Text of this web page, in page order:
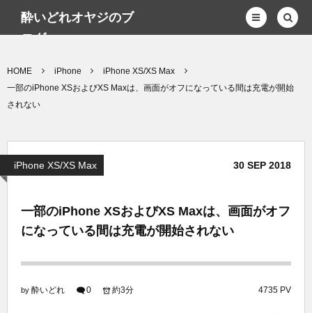
酔いどれオヤジのブ
ログwp
HOME iPhone
iPhone XS/XS Max
一部のiPhone XSおよびXS Maxは、画面がオフになっている間は充電が開始
されない
iPhone XS/XS Max 30 SEP 2018
一部のiPhone XSおよびXS Maxは、画面がオフ
になっている間は充電が開始されない
by 酔いどれ 0 4735 PV
約3分